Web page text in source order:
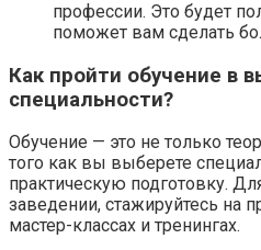
профессии. Это будет
поможет вам сделать
Как пройти обучение в
специальности?
Обучение — это не только
того как вы выберете
практическую подготовку.
заведении, стажируйтесь на
мастер-классах и тренингах.